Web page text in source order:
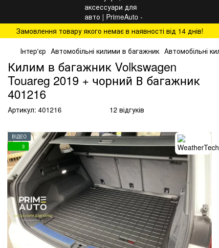
Замовлення товару якого немає в наявності від 14 днів!
Інтер'єр Автомобільні килими в багажник Автомобільні
Килим в багажник Volkswagen
Touareg 2019 + чорний В багажник
401216
Артикул: 401216 12 відгуків
ВІДЕО
3